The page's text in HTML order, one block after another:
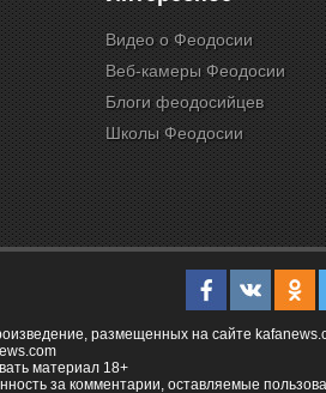
Видео о Феодосии
Веб-камеры Феодосии
Блоги феодосийцев
Школы Феодосии
размещенных на сайте
материал 18+
за комментарии, оставляемые